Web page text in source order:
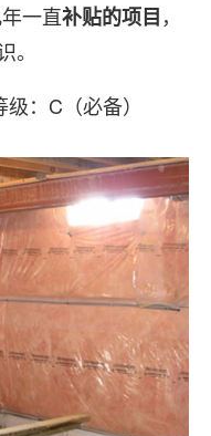
一直补贴的项目，
。
：C（必备）